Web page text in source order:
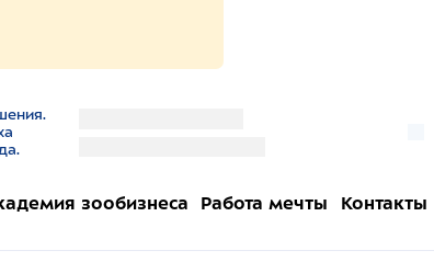
зообизнеса Работа мечты Контакты